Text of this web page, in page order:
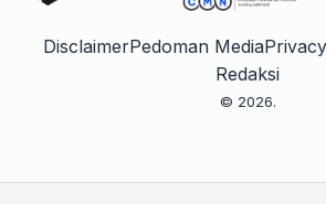
DisclaimerPedoman MediaPrivacy
Redaksi
© 2026.